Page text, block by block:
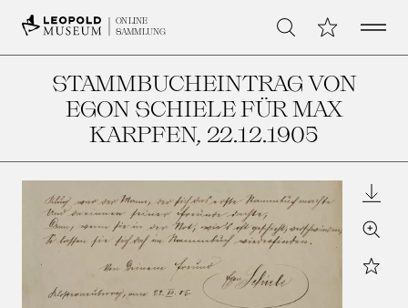
ONLINE
SAMMLUNG
Suche Meine Open
STAMMBUCHEINTRAG VON
EGON SCHIELE FÜR MAX
KARPFEN, 22.12.1905
Zoom
Star